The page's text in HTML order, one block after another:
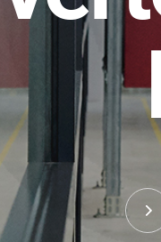
Robust im Alltag,
im Ausbau.